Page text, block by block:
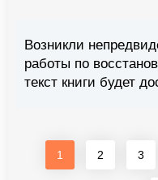
Возникли
работы по
текст книги будет
1 2 3